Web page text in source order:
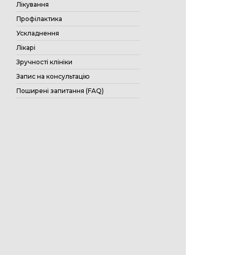
Лікування
Профілактика
Ускладнення
Лікарі
Зручності клініки
Запис на консультацію
Поширені запитання (FAQ)